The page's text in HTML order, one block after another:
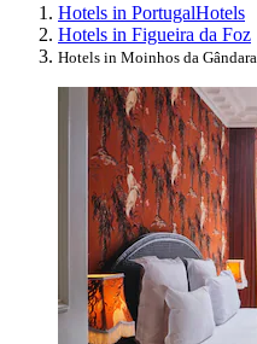
Hotels in PortugalHotels
Hotels in Figueira da Foz
Hotels in Moinhos da Gândara